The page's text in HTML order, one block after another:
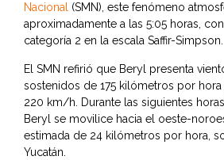
Nacional (SMN), este fenómeno
aproximadamente a las 5:05 horas,
categoría 2 en la escala Saffir-Simpson.
El SMN refirió que Beryl presenta
sostenidos de 175 kilómetros por hora
220 km/h. Durante las siguientes
Beryl se movilice hacia el oeste-
estimada de 24 kilómetros por hora,
Yucatán.